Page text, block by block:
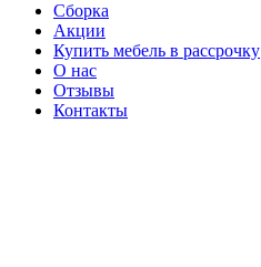
Сборка
Акции
Купить мебель в рассрочку
О нас
Отзывы
Контакты